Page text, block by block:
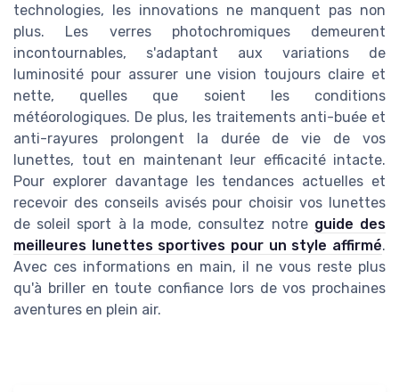
technologies, les innovations ne manquent pas non
plus. Les verres photochromiques demeurent
incontournables, s'adaptant aux variations de
luminosité pour assurer une vision toujours claire et
nette, quelles que soient les conditions
météorologiques. De plus, les traitements anti-buée et
anti-rayures prolongent la durée de vie de vos
lunettes, tout en maintenant leur efficacité intacte.
Pour explorer davantage les tendances actuelles et
recevoir des conseils avisés pour choisir vos lunettes
de soleil sport à la mode, consultez notre guide des
meilleures lunettes sportives pour un style affirmé.
Avec ces informations en main, il ne vous reste plus
qu'à briller en toute confiance lors de vos prochaines
aventures en plein air.